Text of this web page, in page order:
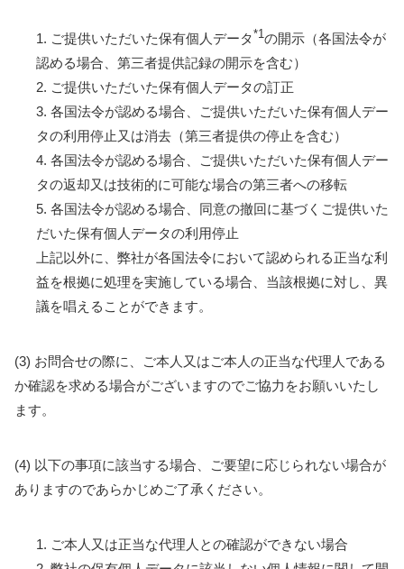
1. ご提供いただいた保有個人データ*1の開示（各国法令が
認める場合、第三者提供記録の開示を含む）
2. ご提供いただいた保有個人データの訂正
3. 各国法令が認める場合、ご提供いただいた保有個人デー
タの利用停止又は消去（第三者提供の停止を含む）
4. 各国法令が認める場合、ご提供いただいた保有個人デー
タの返却又は技術的に可能な場合の第三者への移転
5. 各国法令が認める場合、同意の撤回に基づくご提供いた
だいた保有個人データの利用停止
上記以外に、弊社が各国法令において認められる正当な利
益を根拠に処理を実施している場合、当該根拠に対し、異
議を唱えることができます。
(3) お問合せの際に、ご本人又はご本人の正当な代理人である
か確認を求める場合がございますのでご協力をお願いいたし
ます。
(4) 以下の事項に該当する場合、ご要望に応じられない場合が
ありますのであらかじめご了承ください。
1. ご本人又は正当な代理人との確認ができない場合